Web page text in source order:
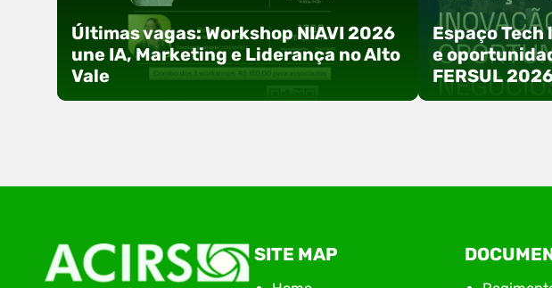
Últimas vagas: Workshop NIAVI 2026
une IA, Marketing e Liderança no Alto
Vale
Com o objetivo de impulsionar a produtividade, a
presença digital e a gestão nas empresas do
Alto Vale, o Núcleo de Tecnologia da Informação
Espaço
e
FERSUL
A 15ª FERSUL
do Itajaí
de 2026, no
SITE MAP